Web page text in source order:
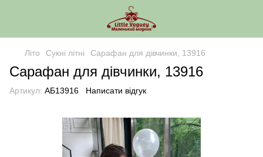
Літо Сукні літні Сарафан для дівчинки, 13916
Сарафан для дівчинки, 13916
Артикул: АБ13916 Написати відгук